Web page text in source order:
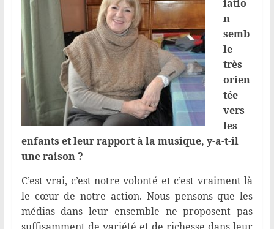
iatio
n
semb
le
très
orien
tée
vers
les
enfants et leur rapport à la musique, y-a-t-il
une raison ?
C’est vrai, c’est notre volonté et c’est vraiment là
le cœur de notre action. Nous pensons que les
médias dans leur ensemble ne proposent pas